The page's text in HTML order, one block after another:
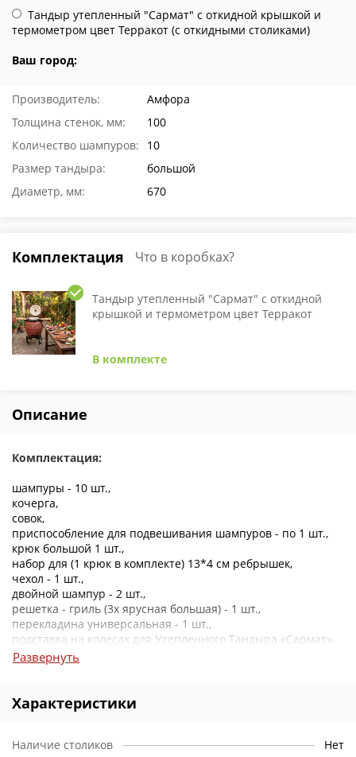
Ваш город:
Тандыр утепленный "Сармат" с откидной крышкой и
термометром цвет Терракот (с откидными столиками)
Производитель:
Амфора
Толщина стенок, мм:
100
Количество шампуров:
10
Размер тандыра:
большой
Диаметр, мм:
670
Комплектация Что в коробках?
Тандыр утепленный "Сармат" с откидной
крышкой и термометром цвет Терракот
В комплекте
Описание
Комплектация:
шампуры - 10 шт.,
кочерга,
совок,
приспособление для подвешивания шампуров - по 1 шт.,
крюк большой 1 шт.,
набор для (1 крюк в комплекте) 13*4 см ребрышек,
чехол - 1 шт.,
двойной шампур - 2 шт.,
решетка - гриль (3х ярусная большая) - 1 шт.,
перекладина универсальная - 1 шт.,
подставка на колесах для Утепленного Тандыра «Сармат».
Развернуть
Характеристики
Наличие столиков
Нет